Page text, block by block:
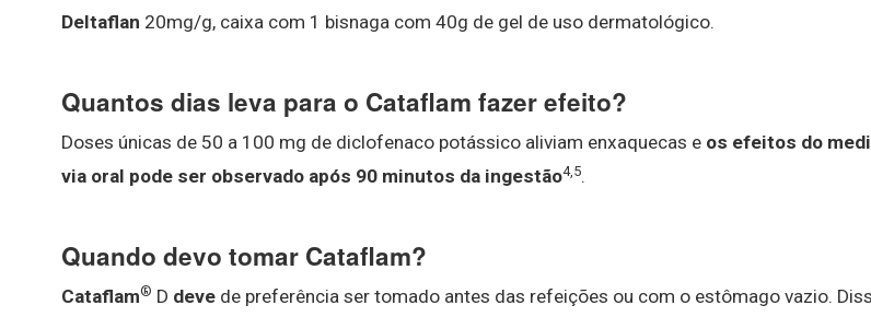
Deltaflan 20mg/g, caixa com 1 bisnaga com 40g de gel de uso dermatológico.
Quantos dias leva para o Cataflam fazer efeito?
Doses únicas de 50 a 100 mg de diclofenaco potássico aliviam enxaquecas e os efeitos do
via oral pode ser observado após 90 minutos da ingestão4, 5.
Quando devo tomar Cataflam?
Cataflam® D deve de preferência ser tomado antes das refeições ou com o estômago vazio.